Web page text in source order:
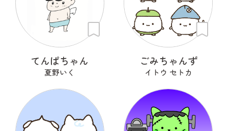
てんぱちゃん
夏野いく
ごみちゃんず
イトウ セトカ